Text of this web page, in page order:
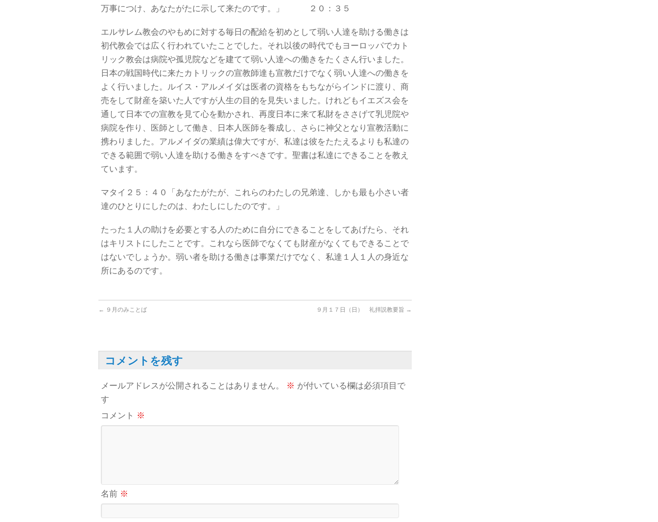
万事につけ、あなたがたに示して来たのです。」 ２０：３５
エルサレム教会のやもめに対する毎日の配給を初めとして弱い人達を助ける働きは
初代教会では広く行われていたことでした。それ以後の時代でもヨーロッパでカト
リック教会は病院や孤児院などを建てて弱い人達への働きをたくさん行いました。
日本の戦国時代に来たカトリックの宣教師達も宣教だけでなく弱い人達への働きを
よく行いました。ルイス・アルメイダは医者の資格をもちながらインドに渡り、商
売をして財産を築いた人ですが人生の目的を見失いました。けれどもイエズス会を
通して日本での宣教を見て心を動かされ、再度日本に来て私財をささげて乳児院や
病院を作り、医師として働き、日本人医師を養成し、さらに神父となり宣教活動に
携わりました。アルメイダの業績は偉大ですが、私達は彼をたたえるよりも私達の
できる範囲で弱い人達を助ける働きをすべきです。聖書は私達にできることを教え
ています。
マタイ２５：４０「あなたがたが、これらのわたしの兄弟達、しかも最も小さい者
達のひとりにしたのは、わたしにしたのです。」
たった１人の助けを必要とする人のために自分にできることをしてあげたら、それ
はキリストにしたことです。これなら医師でなくても財産がなくてもできることで
はないでしょうか。弱い者を助ける働きは事業だけでなく、私達１人１人の身近な
所にあるのです。
← ９月のみことば ９月１７日（日） 礼拝説教要旨 →
コメントを残す
メールアドレスが公開されることはありません。 ※ が付いている欄は必須項目で
す
コメント ※
名前 ※